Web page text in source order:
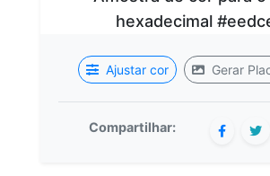
Ajustar cor Gerar
Compartilhar: